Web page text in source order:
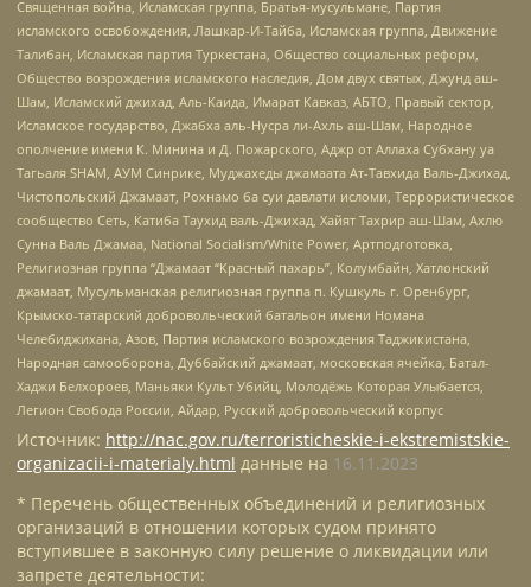
Священная война, Исламская группа, Братья-мусульмане, Партия
исламского освобождения, Лашкар-И-Тайба, Исламская группа, Движение
Талибан, Исламская партия Туркестана, Общество социальных реформ,
Общество возрождения исламского наследия, Дом двух святых, Джунд аш-
Шам, Исламский джихад, Аль-Каида, Имарат Кавказ, АБТО, Правый сектор,
Исламское государство, Джабха аль-Нусра ли-Ахль аш-Шам, Народное
ополчение имени К. Минина и Д. Пожарского, Аджр от Аллаха Субхану уа
Тагьаля SHAM, АУМ Синрике, Муджахеды джамаата Ат-Тавхида Валь-Джихад,
Чистопольский Джамаат, Рохнамо ба суи давлати исломи, Террористическое
сообщество Сеть, Катиба Таухид валь-Джихад, Хайят Тахрир аш-Шам, Ахлю
Сунна Валь Джамаа, National Socialism/White Power, Артподготовка,
Религиозная группа “Джамаат “Красный пахарь”, Колумбайн, Хатлонский
джамаат, Мусульманская религиозная группа п. Кушкуль г. Оренбург,
Крымско-татарский добровольческий батальон имени Номана
Челебиджихана, Азов, Партия исламского возрождения Таджикистана,
Народная самооборона, Дуббайский джамаат, московская ячейка, Батал-
Хаджи Белхороев, Маньяки Культ Убийц, Молодёжь Которая Улыбается,
Легион Свобода России, Айдар, Русский добровольческий корпус
Источник: http://nac.gov.ru/terroristicheskie-i-ekstremistskie-
organizacii-i-materialy.html данные на 16.11.2023
* Перечень общественных объединений и религиозных
организаций в отношении которых судом принято
вступившее в законную силу решение о ликвидации или
запрете деятельности: